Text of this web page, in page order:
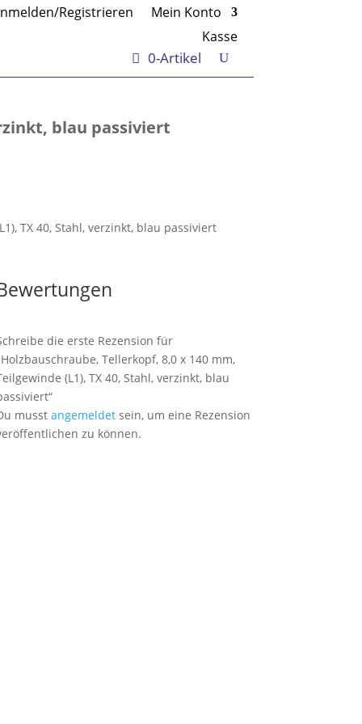
Registrieren
Mein Konto
Kasse
0-Artikel
blau passiviert
TX 40, Stahl, verzinkt, blau passiviert
die erste Rezension für
Tellerkopf, 8,0 x 140 mm,
(L1), TX 40, Stahl, verzinkt, blau
musst angemeldetsein, um eine Rezension
zu können.